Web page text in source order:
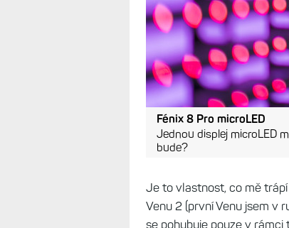
Fénix 8 Pro microLED
Jednou displej microLED
bude?
Je to vlastnost, co mě trápí
Venu 2 (první Venu jsem v
se pohybuje pouze v